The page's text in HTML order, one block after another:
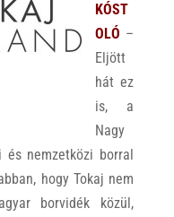
KÓST
OLÓ –
Eljött
hát ez
is, a
Nagy
nemzetközi borral
hogy Tokaj nem
borvidék közül,